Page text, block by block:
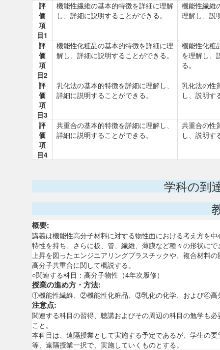
評
価
項
目1
機能性繊維の基本的特徴を詳細に理解
し、詳細に説明することができる。
機能性繊維
理解し、説
評
価
項
目2
機能性化粧品の基本的特徴を詳細に理
解し、詳細に説明することができる。
機能性化粧
を理解し、
る。
評
価
項
目3
乳化法の基本的特徴を詳細に理解し、
詳細に説明することができる。
乳化法の性
し、説明す
評
価
項
目4
共重合の基本的特徴を詳細に理解し、
詳細に説明することができる。
共重合の性
し、説明す
学科の到
概要:
講義は機能性高分子材料に対する物性面における考え方を
特性を持ち、さらに板、管、繊維、薄膜など種々の形状に
上昇を図ったエンジニアリングプラスチックや、複合材料
高分子共重合に関して概説する。
○関連する科目：高分子物性（4年次履修）
授業の進め方・方法:
①機能性繊維、②機能性化粧品、③乳化の化学、および④高
注意点:
関連する科目の習得、聴講およびその周辺の科目の勉学も
こと。
本科目は、遠隔授業として実施する予定であるが、学生の
等、遠隔授業一択で、実施していくものとする。